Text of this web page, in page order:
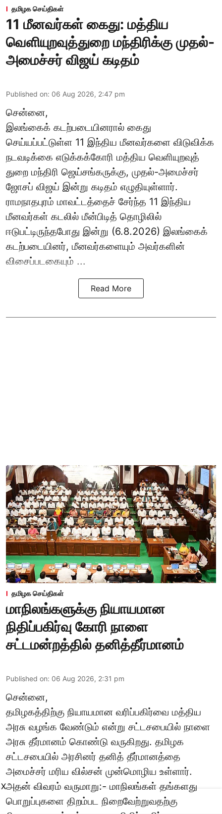
தமிழக செய்திகள்
11 மீனவர்கள் கைது: மத்திய
வெளியுறவுத்துறை மந்திரிக்கு முதல்-
அமைச்சர் விஜய் கடிதம்
Published on: 06 Aug 2026, 2:47 pm
சென்னை,
இலங்கைக் கடற்படையினரால் கைது
செய்யப்பட்டுள்ள 11 இந்திய மீனவர்களை விடுவிக்க
நடவடிக்கை எடுக்கக்கோரி மத்திய வெளியுறவுத்
துறை மந்திரி ஜெய்சங்கருக்கு, முதல்-அமைச்சர்
ஜோசப் விஜய் இன்று கடிதம் எழுதியுள்ளார்.
ராமநாதபுரம் மாவட்டத்தைச் சேர்ந்த 11 இந்திய
மீனவர்கள் கடலில் மீன்பிடித் தொழிலில்
ஈடுபட்டிருந்தபோது இன்று (6.8.2026) இலங்கைக்
கடற்படையினர், மீனவர்களையும் அவர்களின்
விசைப்படகையும் ...
Read More
தமிழக செய்திகள்
மாநிலங்களுக்கு நியாயமான
நிதிப்பகிர்வு கோரி நாளை
சட்டமன்றத்தில் தனித்தீர்மானம்
Published on: 06 Aug 2026, 2:31 pm
சென்னை,
தமிழகத்திற்கு நியாயமான வரிப்பகிர்வை மத்திய
அரசு வழங்க வேண்டும் என்று சட்டசபையில் நாளை
அரசு தீர்மானம் கொண்டு வருகிறது. தமிழக
சட்டசபையில் அரசினர் தனித் தீர்மானத்தை
அமைச்சர் மரிய வில்சன் முன்மொழிய உள்ளார்.
அதன் விவரம் வருமாறு:- மாநிலங்கள் தங்களது
பொறுப்புகளை திறம்பட நிறைவேற்றுவதற்கு
X